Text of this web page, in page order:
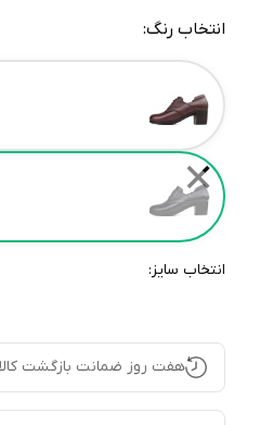
انتخاب رنگ:
Color
✕
انتخاب سایز:
هفت روز ضمانت بازگشت کالا